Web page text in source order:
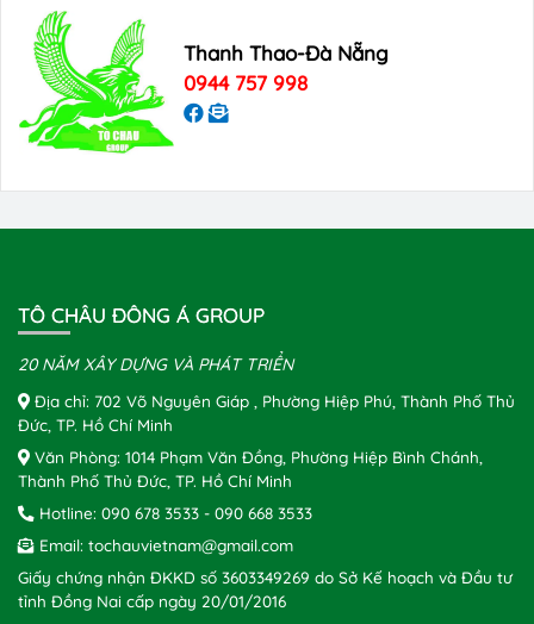
Thanh Thao-Đà Nẵng
0944 757 998
TÔ CHÂU ĐÔNG Á GROUP
20 NĂM XÂY DỰNG VÀ PHÁT TRIỂN
Địa chỉ: 702 Võ Nguyên Giáp , Phường Hiệp Phú, Thành Phố Thủ
Đức, TP. Hồ Chí Minh
Văn Phòng: 1014 Phạm Văn Đồng, Phường Hiệp Bình Chánh,
Thành Phố Thủ Đức, TP. Hồ Chí Minh
Hotline: 090 678 3533 - 090 668 3533
Email: tochauvietnam@gmail.com
Giấy chứng nhận ĐKKD số 3603349269 do Sở Kế hoạch và Đầu tư
tỉnh Đồng Nai cấp ngày 20/01/2016